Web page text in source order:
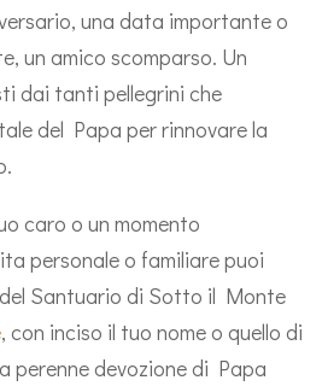
una data importante o
un amico scomparso. Un
dai tanti pellegrini che
del Papa per rinnovare la
caro o un momento
personale o familiare puoi
Santuario di Sotto il Monte
, con inciso il tuo nome o quello di
perenne devozione di Papa